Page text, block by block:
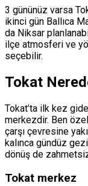
3 gününüz varsa
ikinci gün Ballıca
da Niksar
ilçe atmosferi ve
seçebilir.
Tokat
Tokat’ta ilk kez
merkezdir. Ben
çarşı çevresine
kalınca gündüz
dönüş de
Tokat merkez